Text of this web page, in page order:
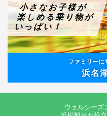
小さなお子様が
楽しめる乗り物が
いっぱい！
ファミリー
浜名
ウェルシーズ